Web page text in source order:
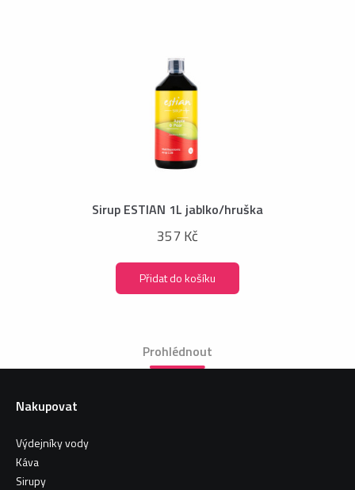
Sirup ESTIAN 1L jablko/hruška
357 Kč
Přidat do košíku
Prohlédnout
Nakupovat
Výdejníky vody
Káva
Sirupy